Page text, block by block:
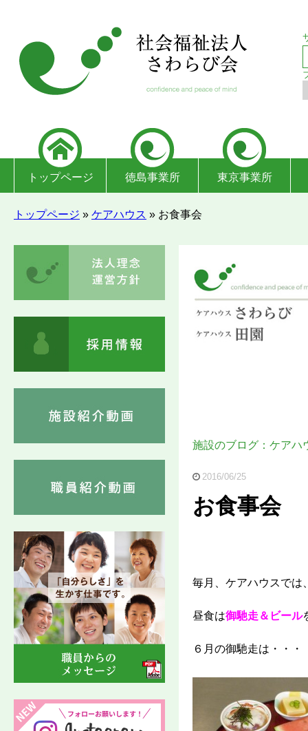
トップページ 徳島事業所 東京事業所
トップページ » ケアハウス » お食事会
施設のブログ：ケアハ
2016/06/25
お食事会
毎月、ケアハウスでは
昼食は御馳走＆ビール
６月の御馳走は・・・